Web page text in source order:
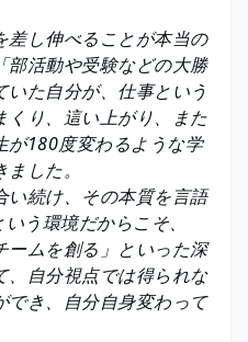
差し伸べることが本当の
部活動や受験などの大勝
た自分が、仕事という
くり、這い上がり、また
が180度変わるような学
した。
い続け、その本質を言語
う環境だからこそ、
ームを創る」といった深
、自分視点では得られな
でき、自分自身変わって